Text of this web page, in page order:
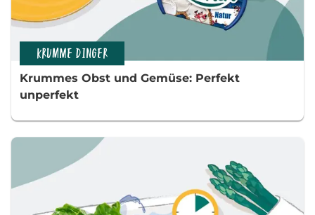
KRUMME DINGER
Krummes Obst und Gemüse: Perfekt
unperfekt